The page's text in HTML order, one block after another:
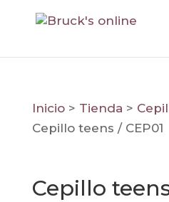
Inicio > Tienda >
Cepillo teens / CEP01
Cepillo